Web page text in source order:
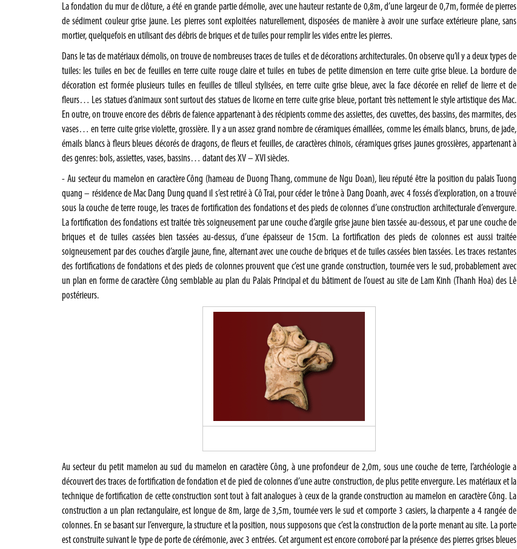
La fondation du mur de clôture, a été en grande partie démolie, avec une hauteur restante de 0,8m, d’une largeur de 0,7m, formée de pierres
de sédiment couleur grise jaune. Les pierres sont exploitées naturellement, disposées de manière à avoir une surface extérieure plane, sans
mortier, quelquefois en utilisant des débris de briques et de tuiles pour remplir les vides entre les pierres.
Dans le tas de matériaux démolis, on trouve de nombreuses traces de tuiles et de décorations architecturales. On observe qu’il y a deux types de
tuiles: les tuiles en bec de feuilles en terre cuite rouge claire et tuiles en tubes de petite dimension en terre cuite grise bleue. La bordure de
décoration est formée plusieurs tuiles en feuilles de tilleul stylisées, en terre cuite grise bleue, avec la face décorée en relief de lierre et de
fleurs… Les statues d’animaux sont surtout des statues de licorne en terre cuite grise bleue, portant très nettement le style artistique des Mac.
En outre, on trouve encore des débris de faience appartenant à des récipients comme des assiettes, des cuvettes, des bassins, des marmites, des
vases… en terre cuite grise violette, grossière. Il y a un assez grand nombre de céramiques émaillées, comme les émails blancs, bruns, de jade,
émails blancs à fleurs bleues décorés de dragons, de fleurs et feuilles, de caractères chinois, céramiques grises jaunes grossières, appartenant à
des genres: bols, assiettes, vases, bassins… datant des XV – XVI siècles.
- Au secteur du mamelon en caractère Công (hameau de Duong Thang, commune de Ngu Doan), lieu réputé être la position du palais Tuong
quang – résidence de Mac Dang Dung quand il s’est retiré à Cô Trai, pour céder le trône à Dang Doanh, avec 4 fossés d’exploration, on a trouvé
sous la couche de terre rouge, les traces de fortification des fondations et des pieds de colonnes d’une construction architecturale d’envergure.
La fortification des fondations est traitée très soigneusement par une couche d’argile grise jaune bien tassée au-dessous, et par une couche de
briques et de tuiles cassées bien tassées au-dessus, d’une épaisseur de 15cm. La fortification des pieds de colonnes est aussi traitée
soigneusement par des couches d’argile jaune, fine, alternant avec une couche de briques et de tuiles cassées bien tassées. Les traces restantes
des fortifications de fondations et des pieds de colonnes prouvent que c’est une grande construction, tournée vers le sud, probablement avec
un plan en forme de caractère Công semblable au plan du Palais Principal et du bâtiment de l’ouest au site de Lam Kinh (Thanh Hoa) des Lê
postérieurs.
Au secteur du petit mamelon au sud du mamelon en caractère Công, à une profondeur de 2,0m, sous une couche de terre, l’archéologie a
découvert des traces de fortification de fondation et de pied de colonnes d’une autre construction, de plus petite envergure. Les matériaux et la
technique de fortification de cette construction sont tout à fait analogues à ceux de la grande construction au mamelon en caractère Công. La
construction a un plan rectangulaire, est longue de 8m, large de 3,5m, tournée vers le sud et comporte 3 casiers, la charpente a 4 rangée de
colonnes. En se basant sur l’envergure, la structure et la position, nous supposons que c’est la construction de la porte menant au site. La porte
est construite suivant le type de porte de cérémonie, avec 3 entrées. Cet argument est encore corroboré par la présence despierresgrises bleues